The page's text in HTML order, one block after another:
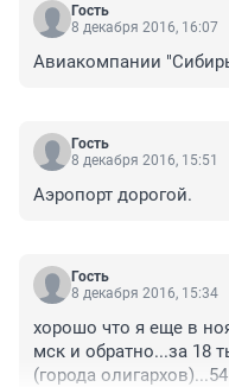
Гость
8 декабря 2016, 16:07
Авиакомпании
Гость
8 декабря 2016, 15:51
Аэропорт дорогой.
Гость
8 декабря 2016, 15:34
хорошо что я еще в
мск и обратно...за 18
(города